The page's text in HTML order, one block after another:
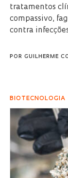
tratamentos
compassivo,
contra
POR GUILHERME
BIOTECNOLOGIA